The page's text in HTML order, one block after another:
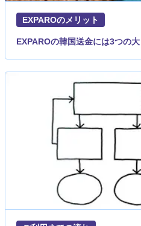
EXPAROのメリット
EXPAROの韓国送金には3つの